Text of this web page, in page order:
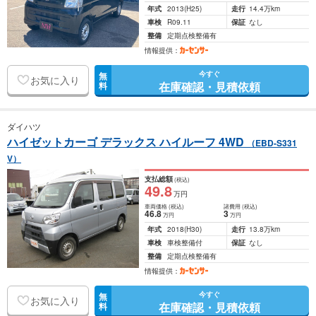
年式 2013(H25) 走行 14.4万km
車検
R09.11 保証 なし
整備 定期点検整備有
情報提供：
お気に入り 無
料
今すぐ
在庫確認・見積依頼
ダイハツ
ハイゼットカーゴ デラックス ハイルーフ 4WD
（EBD-S331
V）
支払総額(税込)
49.8万円
車両価格(税込)
46.8万円
諸費用 (税込)
3 万円
年式 2018(H30) 走行 13.8万km
車検 車検整備付 保証 なし
整備 定期点検整備有
情報提供：
お気に入り 無
料
今すぐ
在庫確認・見積依頼